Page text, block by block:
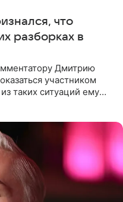
что
разборках в
Дмитрию
участником
таких ситуаций ему